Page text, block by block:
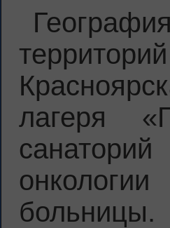
лагеря
больницы.